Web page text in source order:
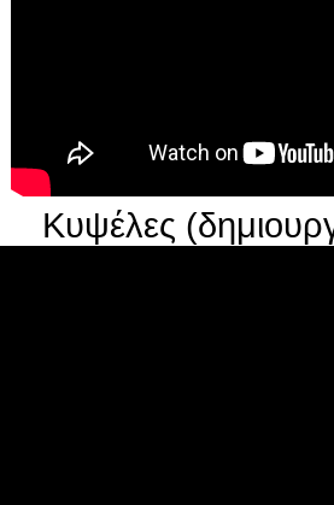
Κυψέλες